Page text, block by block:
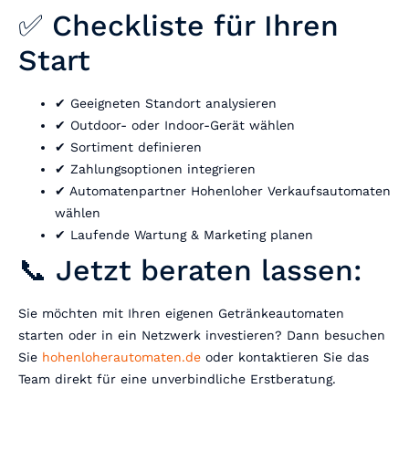
✅ Checkliste für Ihren
Start
✔ Geeigneten Standort analysieren
✔ Outdoor- oder Indoor-Gerät wählen
✔ Sortiment definieren
✔ Zahlungsoptionen integrieren
✔ Automatenpartner Hohenloher Verkaufsautomaten
wählen
✔ Laufende Wartung & Marketing planen
📞 Jetzt beraten lassen:
Sie möchten mit Ihren eigenen Getränkeautomaten
starten oder in ein Netzwerk investieren? Dann besuchen
Sie hohenloherautomaten.de oder kontaktieren Sie das
Team direkt für eine unverbindliche Erstberatung.